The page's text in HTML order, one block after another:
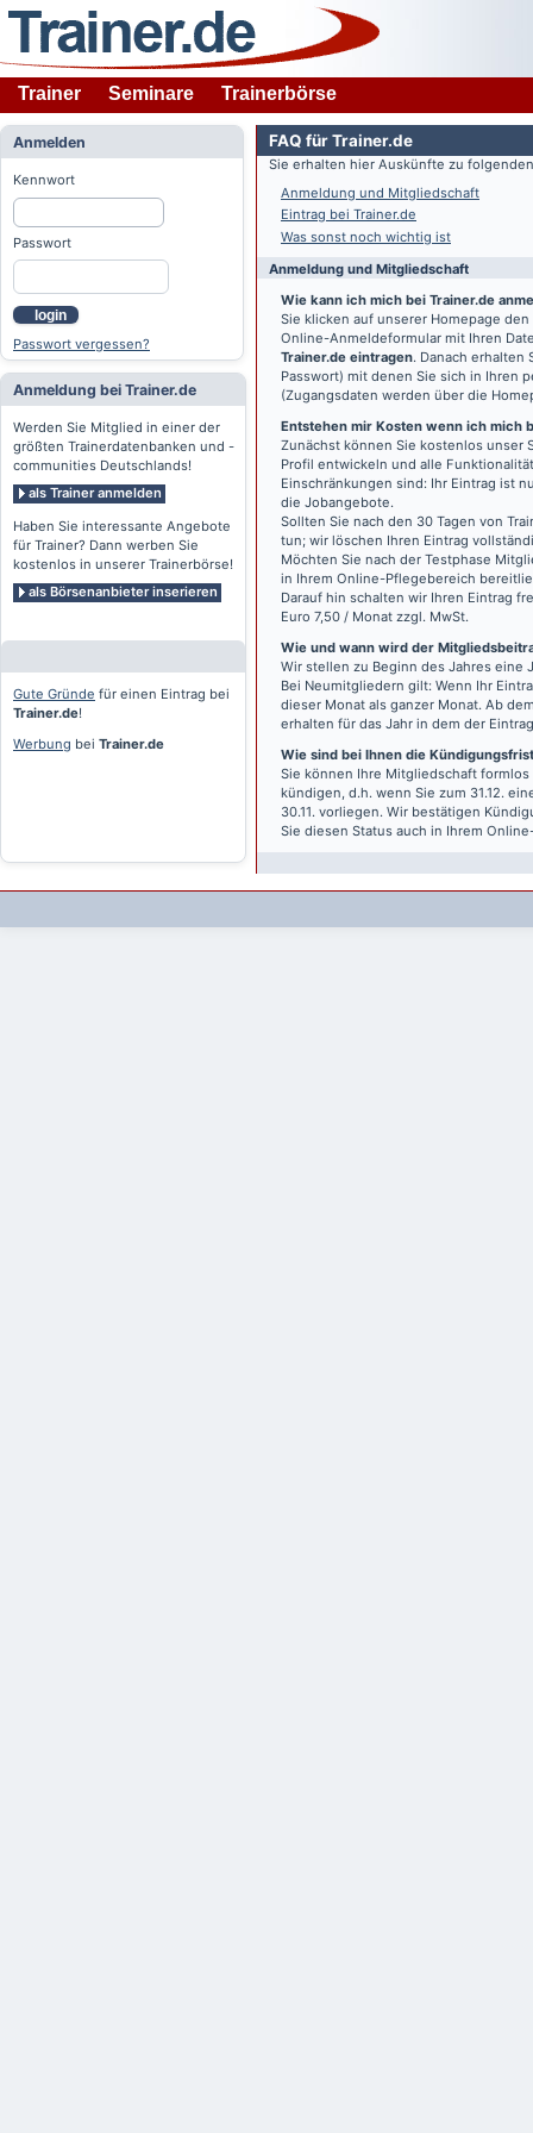
Trainer Seminare Trainerbörse
Anmelden
Kennwort
Passwort
login
Passwort vergessen?
Anmeldung bei Trainer.de
Werden Sie Mitglied in einer der
größten Trainerdatenbanken und -
communities Deutschlands!
als Trainer anmelden
Haben Sie interessante Angebote
für Trainer? Dann werben Sie
kostenlos in unserer Trainerbörse!
als Börsenanbieter inserieren
Gute Gründe für einen Eintrag bei
Trainer.de!
Werbung bei Trainer.de
FAQ für Trainer.de
Sie erhalten hier Auskünfte zu
Anmeldung und Mitgliedschaft
Eintrag bei Trainer.de
Was sonst noch wichtig ist
Anmeldung und Mitgliedschaft
Wie kann ich mich bei Trainer.de
Sie klicken auf unserer Homepage
Online-Anmeldeformular mit Ihren
Trainer.de eintragen. Danach erhalten
Passwort) mit denen Sie sich in Ihren
(Zugangsdaten werden über die
Entstehen mir Kosten wenn ich mich
Zunächst können Sie kostenlos unser
Profil entwickeln und alle
Einschränkungen sind: Ihr Eintrag ist
die Jobangebote.
Sollten Sie nach den 30 Tagen von
tun; wir löschen Ihren Eintrag
Möchten Sie nach der Testphase
in Ihrem Online-Pflegebereich
Darauf hin schalten wir Ihren Eintrag
Euro 7,50 / Monat zzgl. MwSt.
Wie und wann wird der
Wir stellen zu Beginn des Jahres eine
Bei Neumitgliedern gilt: Wenn Ihr
dieser Monat als ganzer Monat. Ab
erhalten für das Jahr in dem der
Wie sind bei Ihnen die
Sie können Ihre Mitgliedschaft
kündigen, d.h. wenn Sie zum 31.12.
30.11. vorliegen. Wir bestätigen
Sie diesen Status auch in Ihrem